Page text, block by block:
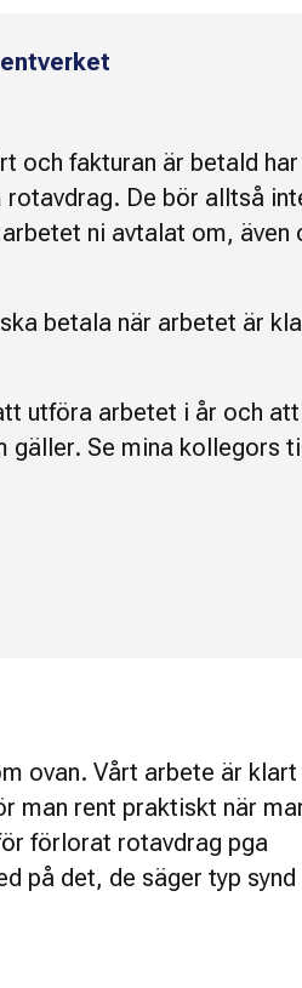
och fakturan är betald
De bör alltså
ni avtalat om, även
betala när arbetet är
utföra arbetet i år och att
gäller. Se mina kollegors
ovan. Vårt arbete är klart
man rent praktiskt när
förlorat rotavdrag pga
på det, de säger typ synd